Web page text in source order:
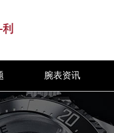
腕表资讯